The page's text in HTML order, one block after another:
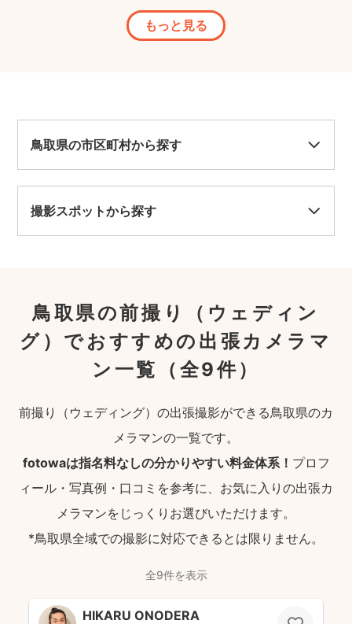
もっと見る
鳥取県の市区町村から探す
撮影スポットから探す
鳥取県の前撮り（ウェディン
グ）でおすすめの出張カメラマ
ン一覧
（全9件）
前撮り（ウェディング）の出張撮影ができる鳥取県のカ
メラマンの一覧です。
fotowaは指名料なしの分かりやすい料金体系！ プロフ
ィール・写真例・口コミを参考に、お気に入りの出張カ
メラマンをじっくりお選びいただけます。
*鳥取県全域での撮影に対応できるとは限りません。
全9件を表示
HIKARU ONODERA